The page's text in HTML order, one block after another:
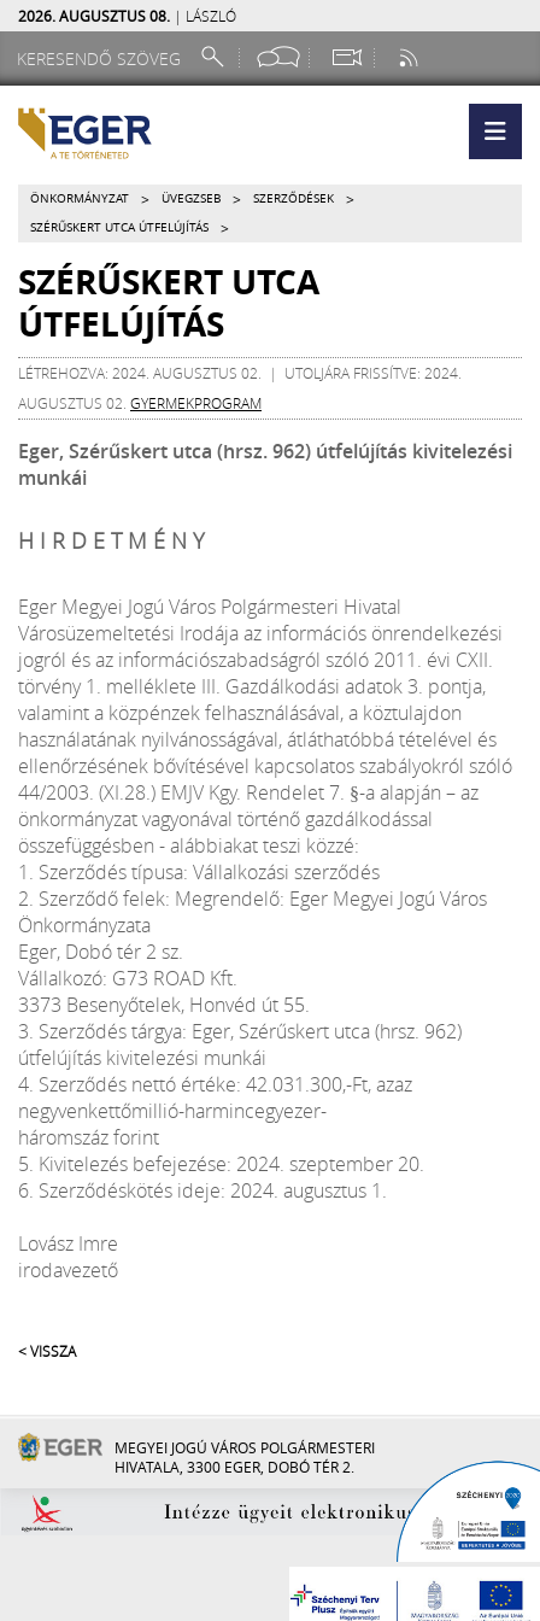
2026. AUGUSZTUS 08. | LÁSZLÓ
ÖNKORMÁNYZAT > ÜVEGZSEB > SZERZŐDÉSEK >
SZÉRŰSKERT UTCA ÚTFELÚJÍTÁS >
SZÉRŰSKERT UTCA
ÚTFELÚJÍTÁS
LÉTREHOZVA: 2024. AUGUSZTUS 02. | UTOLJÁRA FRISSÍTVE: 2024.
AUGUSZTUS 02. GYERMEKPROGRAM
Eger, Szérűskert utca (hrsz. 962) útfelújítás kivitelezési
munkái
H I R D E T M É N Y
Eger Megyei Jogú Város Polgármesteri Hivatal
Városüzemeltetési Irodája az információs önrendelkezési
jogról és az információszabadságról szóló 2011. évi CXII.
törvény 1. melléklete III. Gazdálkodási adatok 3. pontja,
valamint a közpénzek felhasználásával, a köztulajdon
használatának nyilvánosságával, átláthatóbbá tételével és
ellenőrzésének bővítésével kapcsolatos szabályokról szóló
44/2003. (XI.28.) EMJV Kgy. Rendelet 7. §-a alapján – az
önkormányzat vagyonával történő gazdálkodással
összefüggésben - alábbiakat teszi közzé:
1. Szerződés típusa: Vállalkozási szerződés
2. Szerződő felek: Megrendelő: Eger Megyei Jogú Város
Önkormányzata
Eger, Dobó tér 2 sz.
Vállalkozó: G73 ROAD Kft.
3373 Besenyőtelek, Honvéd út 55.
3. Szerződés tárgya: Eger, Szérűskert utca (hrsz. 962)
útfelújítás kivitelezési munkái
4. Szerződés nettó értéke: 42.031.300,-Ft, azaz
negyvenkettőmillió-harmincegyezer-
háromszáz forint
5. Kivitelezés befejezése: 2024. szeptember 20.
6. Szerződéskötés ideje: 2024. augusztus 1.
Lovász Imre
irodavezető
< VISSZA
MEGYEI JOGÚ VÁROS POLGÁRMESTERI
HIVATALA, 3300 EGER, DOBÓ TÉR 2.